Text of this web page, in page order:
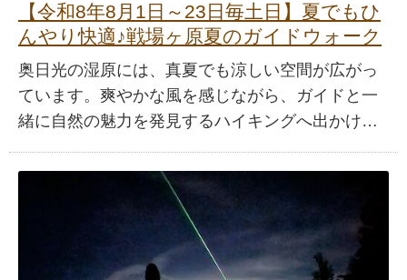
【令和8年8月1日～23日毎土日】夏でもひ
んやり快適♪戦場ヶ原夏のガイドウォーク
奥日光の湿原には、真夏でも涼しい空間が広がっ
ています。爽やかな風を感じながら、ガイドと一
緒に自然の魅力を発見するハイキングへ出かけ…